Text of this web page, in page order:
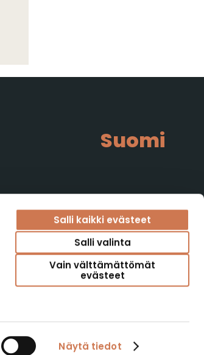
Näytä tiedot
Salli kaikki evästeet
Salli valinta
Vain välttämättömät
evästeet
Suomi
Tietoa evästeistä Takaisin ylös